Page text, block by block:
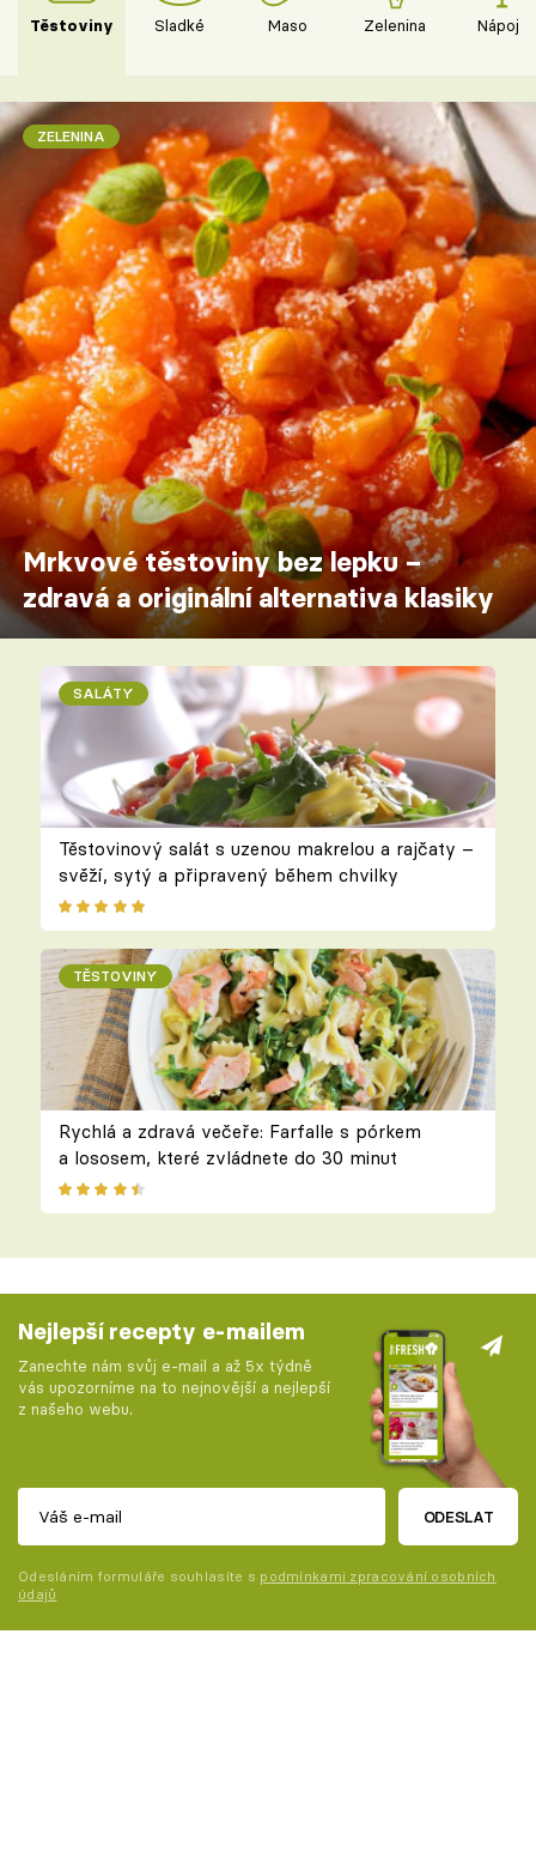
Těstoviny Sladké Maso Zelenina Nápoje
ZELENINA
Mrkvové těstoviny bez lepku –
zdravá a originální alternativa klasiky
SALÁTY
Těstovinový salát s uzenou makrelou a rajčaty –
svěží, sytý a připravený během chvilky
TĚSTOVINY
Rychlá a zdravá večeře: Farfalle s pórkem
a lososem, které zvládnete do 30 minut
Nejlepší recepty e-mailem
Zanechte nám svůj e-mail a až 5x týdně
vás upozorníme na to nejnovější a nejlepší
z našeho webu.
ODESLAT
Odesláním formuláře souhlasíte s podmínkami zpracování osobních
údajů